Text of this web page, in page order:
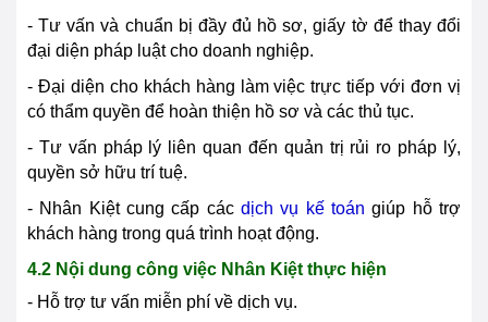
- Tư vấn và chuẩn bị đầy đủ hồ sơ, giấy tờ để thay đổi
đại diện pháp luật cho doanh nghiệp.
- Đại diện cho khách hàng làm việc trực tiếp với đơn vị
có thẩm quyền để hoàn thiện hồ sơ và các thủ tục.
- Tư vấn pháp lý liên quan đến quản trị rủi ro pháp lý,
quyền sở hữu trí tuệ.
- Nhân Kiệt cung cấp các dịch vụ kế toán giúp hỗ trợ
khách hàng trong quá trình hoạt động.
4.2 Nội dung công việc Nhân Kiệt thực hiện
- Hỗ trợ tư vấn miễn phí về dịch vụ.